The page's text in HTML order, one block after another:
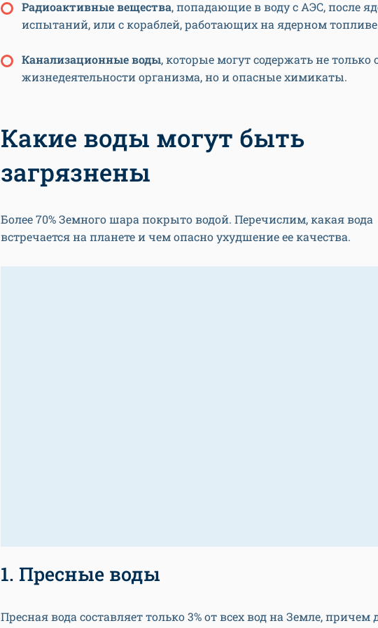
Радиоактивные вещества, попадающие в воду с АЭС, после
испытаний, или с кораблей, работающих на ядерном
Канализационные воды, которые могут содержать не только
жизнедеятельности организма, но и опасные химикаты.
Какие воды могут быть
загрязнены
Более 70% Земного шара покрыто водой. Перечислим, какая вода
встречается на планете и чем опасно ухудшение ее качества.
1. Пресные воды
Пресная вода составляет только 3% от всех вод на Земле, причем